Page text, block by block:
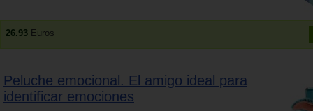
26.93 Euros
Peluche emocional. El amigo ideal para
identificar emociones